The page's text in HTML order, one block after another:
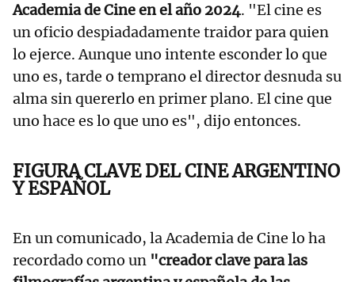
Academia de Cine en el año 2024. "El cine es
un oficio despiadadamente traidor para quien
lo ejerce. Aunque uno intente esconder lo que
uno es, tarde o temprano el director desnuda su
alma sin quererlo en primer plano. El cine que
uno hace es lo que uno es", dijo entonces.
FIGURA CLAVE DEL CINE ARGENTINO
Y ESPAÑOL
En un comunicado, la Academia de Cine lo ha
recordado como un "creador clave para las